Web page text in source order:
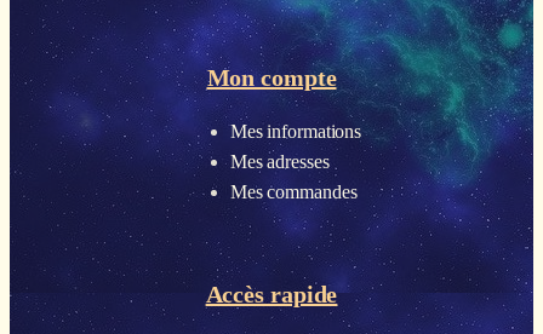
Mon compte
Mes informations
Mes adresses
Mes commandes
Accès rapide